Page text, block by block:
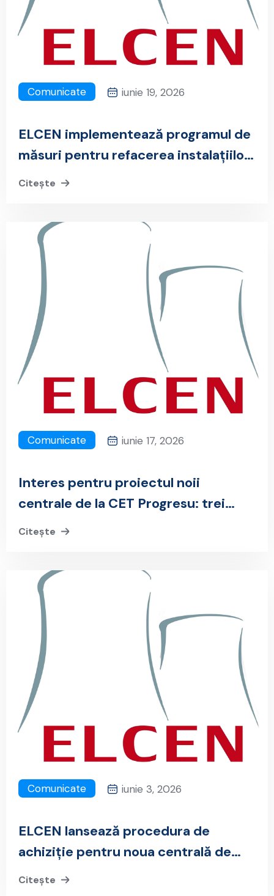
Comunicate iunie 19, 2026
ELCEN implementează programul de
măsuri pentru refacerea instalațiilor
afectate la CET București Vest
Citește
Comunicate iunie 17, 2026
Interes pentru proiectul noii
centrale de la CET Progresu: trei
candidaturi depuse în cadrul
Citește
Comunicate iunie 3, 2026
ELCEN lansează procedura de
achiziție pentru noua centrală de
cogenerare de înaltă eficiență de la
Citește